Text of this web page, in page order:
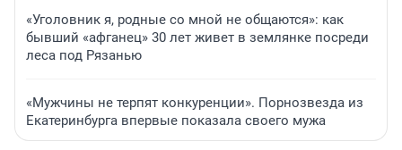
«Уголовник я, родные со мной не общаются»: как
бывший «афганец» 30 лет живет в землянке посреди
леса под Рязанью
«Мужчины не терпят конкуренции». Порнозвезда из
Екатеринбурга впервые показала своего мужа